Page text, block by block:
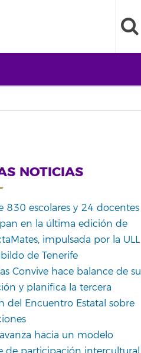
NOTICIAS
830 escolares y 24 docentes
en la última edición de
impulsada por la ULL
de Tenerife
Convive hace balance de su
y planifica la tercera
del Encuentro Estatal sobre
hacia un modelo